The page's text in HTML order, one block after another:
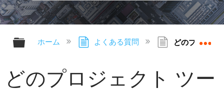
グローバル階層を展開/折りたたむ
ホーム よくある質問 どのプロジェ
どのプロジェクト ツー